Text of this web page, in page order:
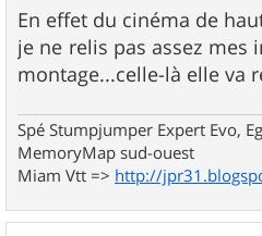
s
s
a
g
e
En effet du cinéma de
je ne relis pas assez mes
montage...celle-là elle va
Spé Stumpjumper Expert Evo,
MemoryMap sud-ouest
Miam Vtt => http://